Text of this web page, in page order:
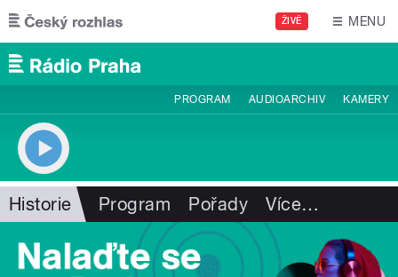
Přejít k hlavnímu obsahu
ŽIVĚ MENU
PROGRAM AUDIOARCHIV KAMERY
Historie Program Pořady Více…